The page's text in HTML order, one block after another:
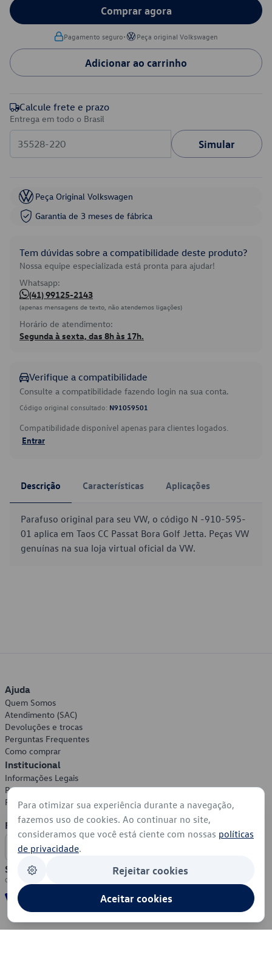
Comprar agora
Pagamento seguro• Peça original Volkswagen
Adicionar ao carrinho
Calcule frete e prazo
Entrega em todo o Brasil
Simular
Peça Original Volkswagen
Garantia de 3 meses de fábrica
Tem dúvidas sobre a compatibilidade deste produto?
Nossa equipe especializada está pronta para ajudar!
Whatsapp:
(41) 99125-2143
(apenas mensagens de texto, não atendemos ligações)
Horário de atendimento:
Segunda à sexta, das 8h às 17h.
Verifique a compatibilidade
Consulte a compatibilidade fazendo login na sua conta.
Código original consultado: N91059501
Compatibilidade disponível apenas para clientes logados.
Entrar
Descrição Características Aplicações
Parafuso original para seu VW, o código N -910-595-
01 aplica em Taos CC Passat Bora Golf Jetta. Peças VW
genuínas na sua loja virtual oficial da VW.
Ajuda
Quem Somos
Atendimento (SAC)
Devoluções e trocas
Perguntas Frequentes
Como comprar
Institucional
Informações Legais
Política de Privacidade
Política de Cookies
Formas de Pagamento
Segurança
Para otimizar sua experiência durante a navegação,
fazemos uso de cookies. Ao continuar no site,
consideramos que você está ciente com nossas políticas
de privacidade.
Rejeitar cookies
Aceitar cookies